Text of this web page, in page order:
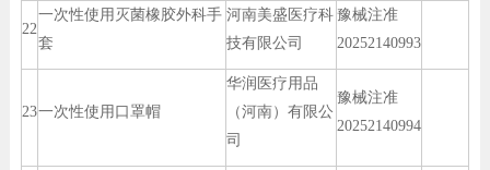
22
一次性使用灭菌橡胶外科手
套
河南美盛医疗科
技有限公司
豫械注准
20252140993
23一次性使用口罩帽
华润医疗用品
（河南）有限公
司
豫械注准
20252140994